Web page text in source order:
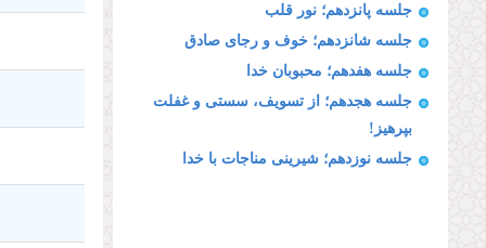
جلسه پانزدهم؛ نور قلب
جلسه شانزدهم؛ خوف و رجای صادق
جلسه هفدهم؛ محبوبان خدا
جلسه هجدهم؛ از تسویف، سستی و غفلت
بپرهیز!
جلسه نوزدهم؛ شیرینی مناجات با خدا